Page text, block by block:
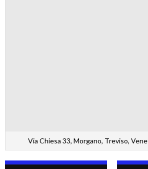
Via Chiesa 33, Morgano, Treviso,